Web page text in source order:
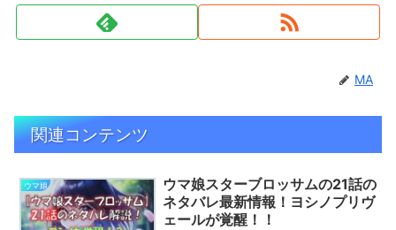
MA
関連コンテンツ
ウマ娘
ウマ娘スターブロッサムの21話の
ネタバレ最新情報！ヨシノプリヴ
ェールが覚醒！！